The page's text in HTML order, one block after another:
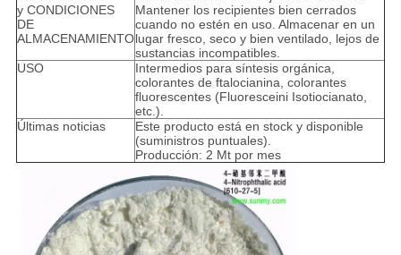
y CONDICIONES
DE
ALMACENAMIENTO
Mantener los recipientes bien cerrados
cuando no estén en uso. Almacenar en un
lugar fresco, seco y bien ventilado, lejos de
sustancias incompatibles.
USO
Intermedios para síntesis orgánica,
colorantes de ftalocianina, colorantes
fluorescentes (Fluoresceini Isotiocianato,
etc.).
Últimas noticias
Este producto está en stock y disponible
(suministros puntuales).
Producción: 2 Mt por mes